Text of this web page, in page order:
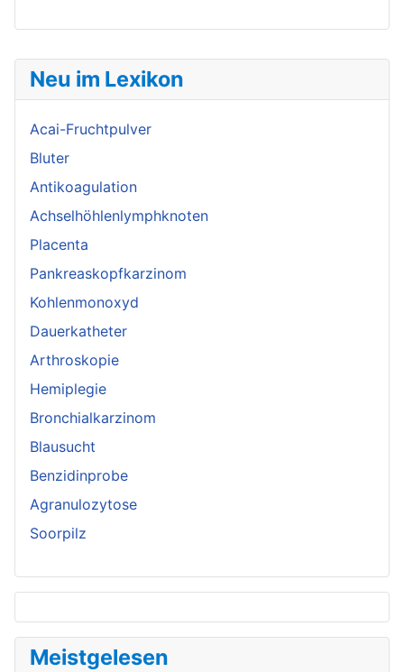
Neu im Lexikon
Acai-Fruchtpulver
Bluter
Antikoagulation
Achselhöhlenlymphknoten
Placenta
Pankreaskopfkarzinom
Kohlenmonoxyd
Dauerkatheter
Arthroskopie
Hemiplegie
Bronchialkarzinom
Blausucht
Benzidinprobe
Agranulozytose
Soorpilz
Meistgelesen